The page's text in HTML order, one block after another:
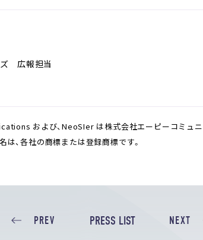
ズ 広報担当
および、NeoSIer は株式会社エーピーコミュ
、各社の商標または登録商標です。
PREV PRESS LIST NEXT